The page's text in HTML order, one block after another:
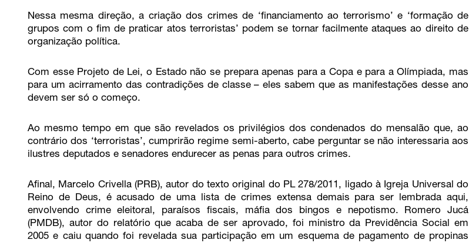
Nessa mesma direção, a criação dos crimes de ‘financiamento ao terrorismo’ e ‘formação de
grupos com o fim de praticar atos terroristas’ podem se tornar facilmente ataques ao direito de
organização política.
Com esse Projeto de Lei, o Estado não se prepara apenas para a Copa e para a Olímpiada, mas
para um acirramento das contradições de classe – eles sabem que as manifestações desse ano
devem ser só o começo.
Ao mesmo tempo em que são revelados os privilégios dos condenados do mensalão que, ao
contrário dos ‘terroristas’, cumprirão regime semi-aberto, cabe perguntar se não interessaria aos
ilustres deputados e senadores endurecer as penas para outros crimes.
Afinal, Marcelo Crivella (PRB), autor do texto original do PL 278/2011, ligado à Igreja Universal do
Reino de Deus, é acusado de uma lista de crimes extensa demais para ser lembrada aqui,
envolvendo crime eleitoral, paraísos fiscais, máfia dos bingos e nepotismo. Romero Jucá
(PMDB), autor do relatório que acaba de ser aprovado, foi ministro da Previdência Social em
2005 e caiu quando foi revelada sua participação em um esquema de pagamento de propinas